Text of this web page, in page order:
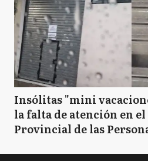
Insólitas "mini
la falta de atención en
Provincial de las